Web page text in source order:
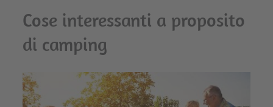
Cose interessanti a proposito
di camping